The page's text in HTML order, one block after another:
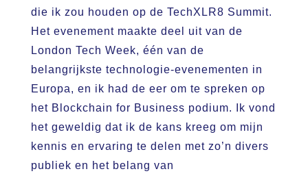
die ik zou houden op de TechXLR8 Summit.
Het evenement maakte deel uit van de
London Tech Week, één van de
belangrijkste technologie-evenementen in
Europa, en ik had de eer om te spreken op
het Blockchain for Business podium. Ik vond
het geweldig dat ik de kans kreeg om mijn
kennis en ervaring te delen met zo’n divers
publiek en het belang van